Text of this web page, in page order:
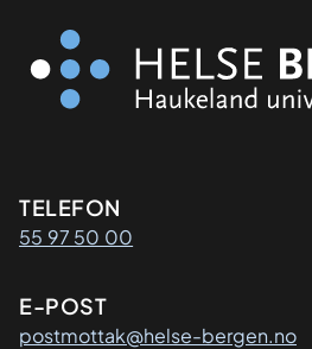
Kontaktinformasjon
TELEFON
55 97 50 00
E-POST
postmottak@helse-bergen.no